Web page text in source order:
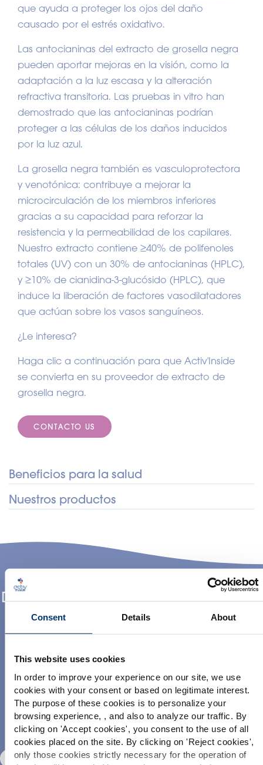
Consent Details About
This website uses cookies
In order to improve your experience on our site, we use
cookies with your consent or based on legitimate interest.
The purpose of these cookies is to personalize your
browsing experience, , and also to analyze our traffic. By
clicking on 'Accept cookies', you consent to the use of all
cookies placed on the site. By clicking on 'Reject cookies',
only those cookies strictly necessary for the operation of
Por favor seleccione su mercado
Global USA
que ayuda a proteger los ojos del daño
causado por el estrés oxidativo.
Las antocianinas del extracto de grosella negra
pueden aportar mejoras en la visión, como la
adaptación a la luz escasa y la alteración
refractiva transitoria. Las pruebas in vitro han
demostrado que las antocianinas podrían
proteger a las células de los daños inducidos
por la luz azul.
La grosella negra también es vasculoprotectora
y venotónica: contribuye a mejorar la
microcirculación de los miembros inferiores
gracias a su capacidad para reforzar la
resistencia y la permeabilidad de los capilares.
Nuestro extracto contiene ≥40% de polifenoles
totales (UV) con un 30% de antocianinas (HPLC),
y ≥10% de cianidina-3-glucósido (HPLC), que
induce la liberación de factores vasodilatadores
que actúan sobre los vasos sanguíneos.
¿Le interesa?
Haga clic a continuación para que Activ'Inside
se convierta en su proveedor de extracto de
grosella negra.
CONTACTO US
Beneficios para la salud
Visión: Rich source of cost-friendly anthocyanins.
backed by scientific evidence
Nuestros productos
Grosella negra en el interior EX 30
PIERNAS LIGERAS VISIÓN
Extracto seco tradicional de grosella negra
Descubre nuestros otros ingredientes
premium
Mix-Inside
Vitis vinifera L./Daucus carota